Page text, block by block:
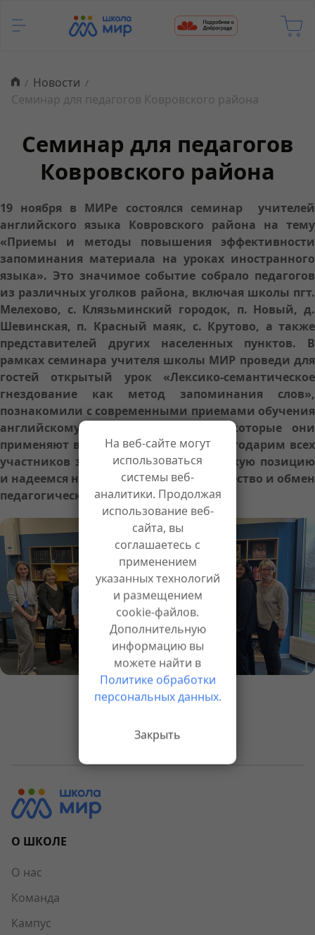
Новости
Семинар для педагогов Ковровского района
Семинар для педагогов
Ковровского района
19 ноября в МИРе состоялся семинар учителей
английского языка Ковровского района на тему
«Приемы и методы повышения эффективности
запоминания материала на уроках иностранного
языка». Это значимое событие собрало педагогов
из различных уголков района, включая школы пгт.
Мелехово, с. Клязьминский городок, п. Новый, д.
Шевинская, п. Красный маяк, с. Крутово, а также
представителей других населенных пунктов. В
рамках семинара учителя школы МИР проведи для
гостей открытый урок «Лексико-семантическое
гнездование как метод запоминания слов»,
познакомили с современными приемами обучения
английскому языку и методами, которые они
применяют в своей практике. Мы благодарим всех
участников за активную педагогическую позицию
и надеемся на дальнейшее сотрудничество и обмен
педагогическими идеями в будущем!
Назад к новостям
О ШКОЛЕ
О нас
Команда
Кампус
На веб-сайте могут
использоваться
системы веб-
аналитики. Продолжая
использование веб-
сайта, вы
соглашаетесь с
применением
указанных технологий
и размещением
cookie-файлов.
Дополнительную
информацию вы
можете найти в
Политике обработки
персональных данных.
Закрыть